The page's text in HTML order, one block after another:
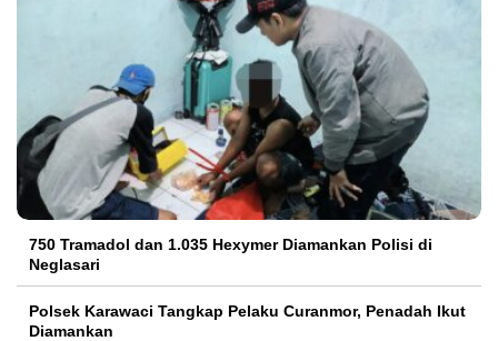
750 Tramadol dan 1.035 Hexymer Diamankan Polisi di
Neglasari
Polsek Karawaci Tangkap Pelaku Curanmor, Penadah Ikut
Diamankan